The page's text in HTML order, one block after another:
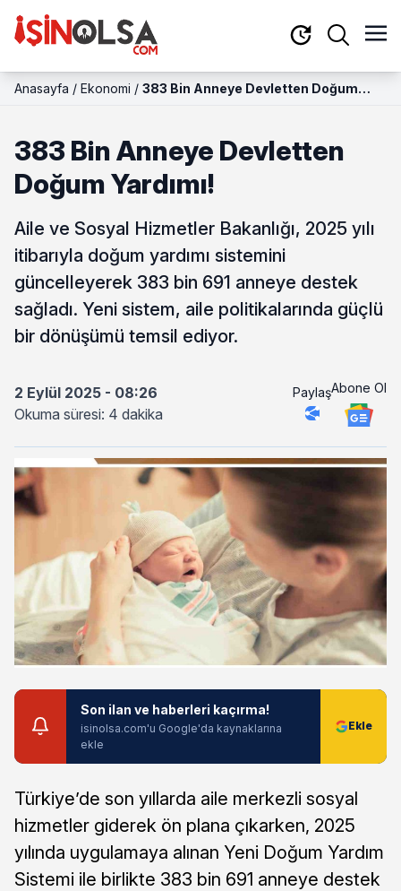
Anasayfa / Ekonomi / 383 Bin Anneye Devletten Doğum
383 Bin Anneye Devletten
Doğum Yardımı!
Aile ve Sosyal Hizmetler Bakanlığı, 2025 yılı
itibarıyla doğum yardımı sistemini
güncelleyerek 383 bin 691 anneye destek
sağladı. Yeni sistem, aile politikalarında güçlü
bir dönüşümü temsil ediyor.
2 Eylül 2025 - 08:26
Okuma süresi: 4 dakika
PaylaşAbone Ol
Son ilan ve haberleri kaçırma!
isinolsa.com'u Google'da kaynaklarına
ekle
Türkiye’de son yıllarda aile merkezli sosyal
hizmetler giderek ön plana çıkarken, 2025
yılında uygulamaya alınan Yeni Doğum Yardım
Sistemi ile birlikte 383 bin 691 anneye destek